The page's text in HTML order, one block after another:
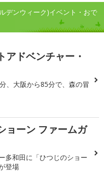
デンウィーク)イベント・おで
アドベンチャー・
、大阪から85分で、森の冒
ョーン ファームガ
多和田に「ひつじのショー
登場